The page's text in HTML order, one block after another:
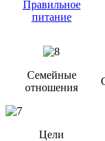
Правильное
питание
Семейные
отношения
Цели